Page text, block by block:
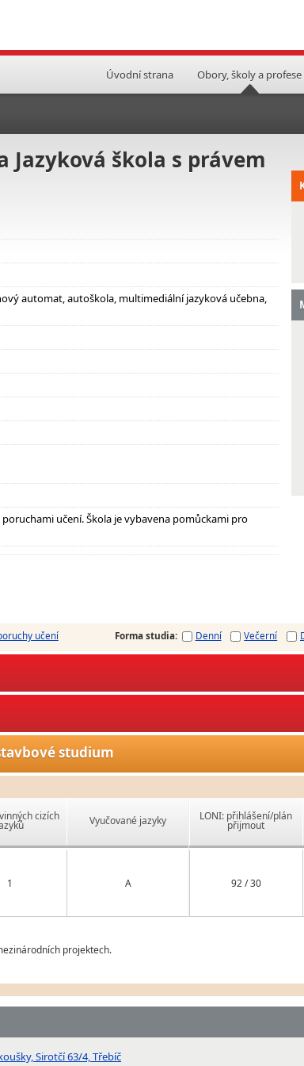
Úvodní strana Obory, školy a profese
Jazyková škola s právem
automat, autoškola, multimediální jazyková učebna,
učení. Škola je vybavena pomůckami pro
učení Forma studia: Denní Večerní
studium
cizích Vyučované jazyky
1 A
LONI: přihlášení/plán
přijmout
92 / 30
projektech.
Sirotčí 63/4, Třebíč